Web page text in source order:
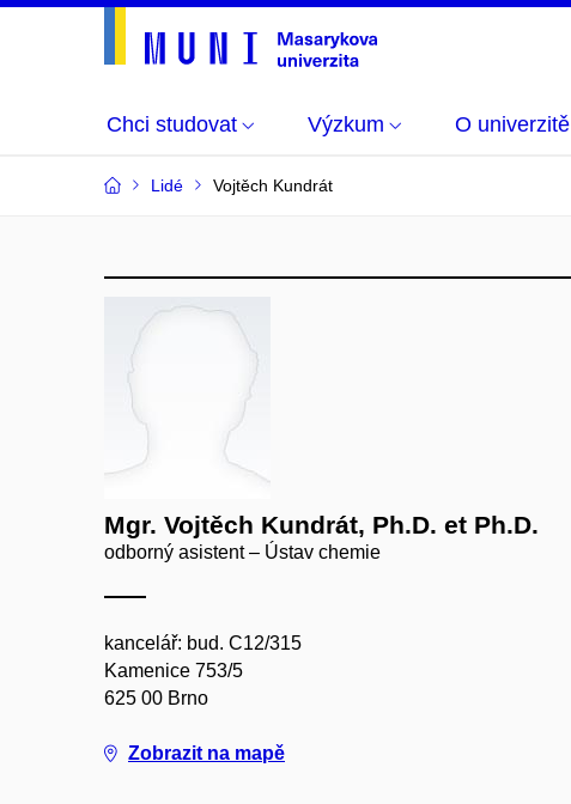
Chci studovat Výzkum O univerzitě
Lidé Vojtěch Kundrát
Mgr. Vojtěch Kundrát, Ph.D. et Ph.D.
odborný asistent – Ústav chemie
kancelář: bud. C12/315
Kamenice 753/5
625 00 Brno
Zobrazit na mapě